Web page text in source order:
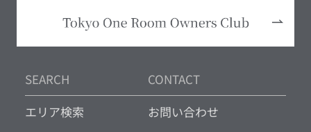
SEARCH
エリア検索
CONTACT
お問い合わせ